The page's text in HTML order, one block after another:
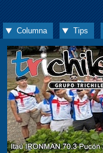
Columna Tips